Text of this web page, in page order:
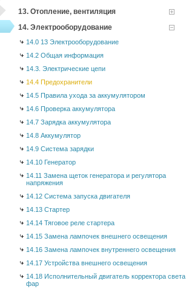
13. Отопление, вентиляция
14. Электрооборудование
14.0 13 Электрооборудование
14.2 Общая информация
14.3. Электрические цепи
14.4 Предохранители
14.5 Правила ухода за аккумулятором
14.6 Проверка аккумулятора
14.7 Зарядка аккумулятора
14.8 Аккумулятор
14.9 Система зарядки
14.10 Генератор
14.11 Замена щеток генератора и регулятора
напряжения
14.12 Система запуска двигателя
14.13 Стартер
14.14 Тяговое реле стартера
14.15 Замена лампочек внешнего освещения
14.16 Замена лампочек внутреннего освещения
14.17 Устройства внешнего освещения
14.18 Исполнительный двигатель корректора света
фар